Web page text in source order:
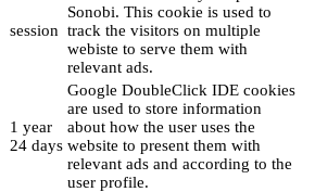
session
Sonobi. This cookie is used to
track the visitors on multiple
webiste to serve them with
relevant ads.
1 year
24 days
Google DoubleClick IDE cookies
are used to store information
about how the user uses the
website to present them with
relevant ads and according to the
user profile.